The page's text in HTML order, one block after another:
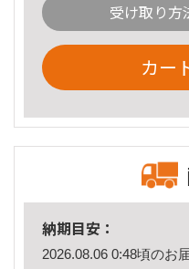
受け取り方
カー
納期目安：
2026.08.06 0:48頃のお